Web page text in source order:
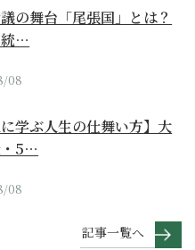
の舞台「尾張国」とは？
統…
08
に学ぶ人生の仕舞い方】大
・5…
08
記事一覧へ